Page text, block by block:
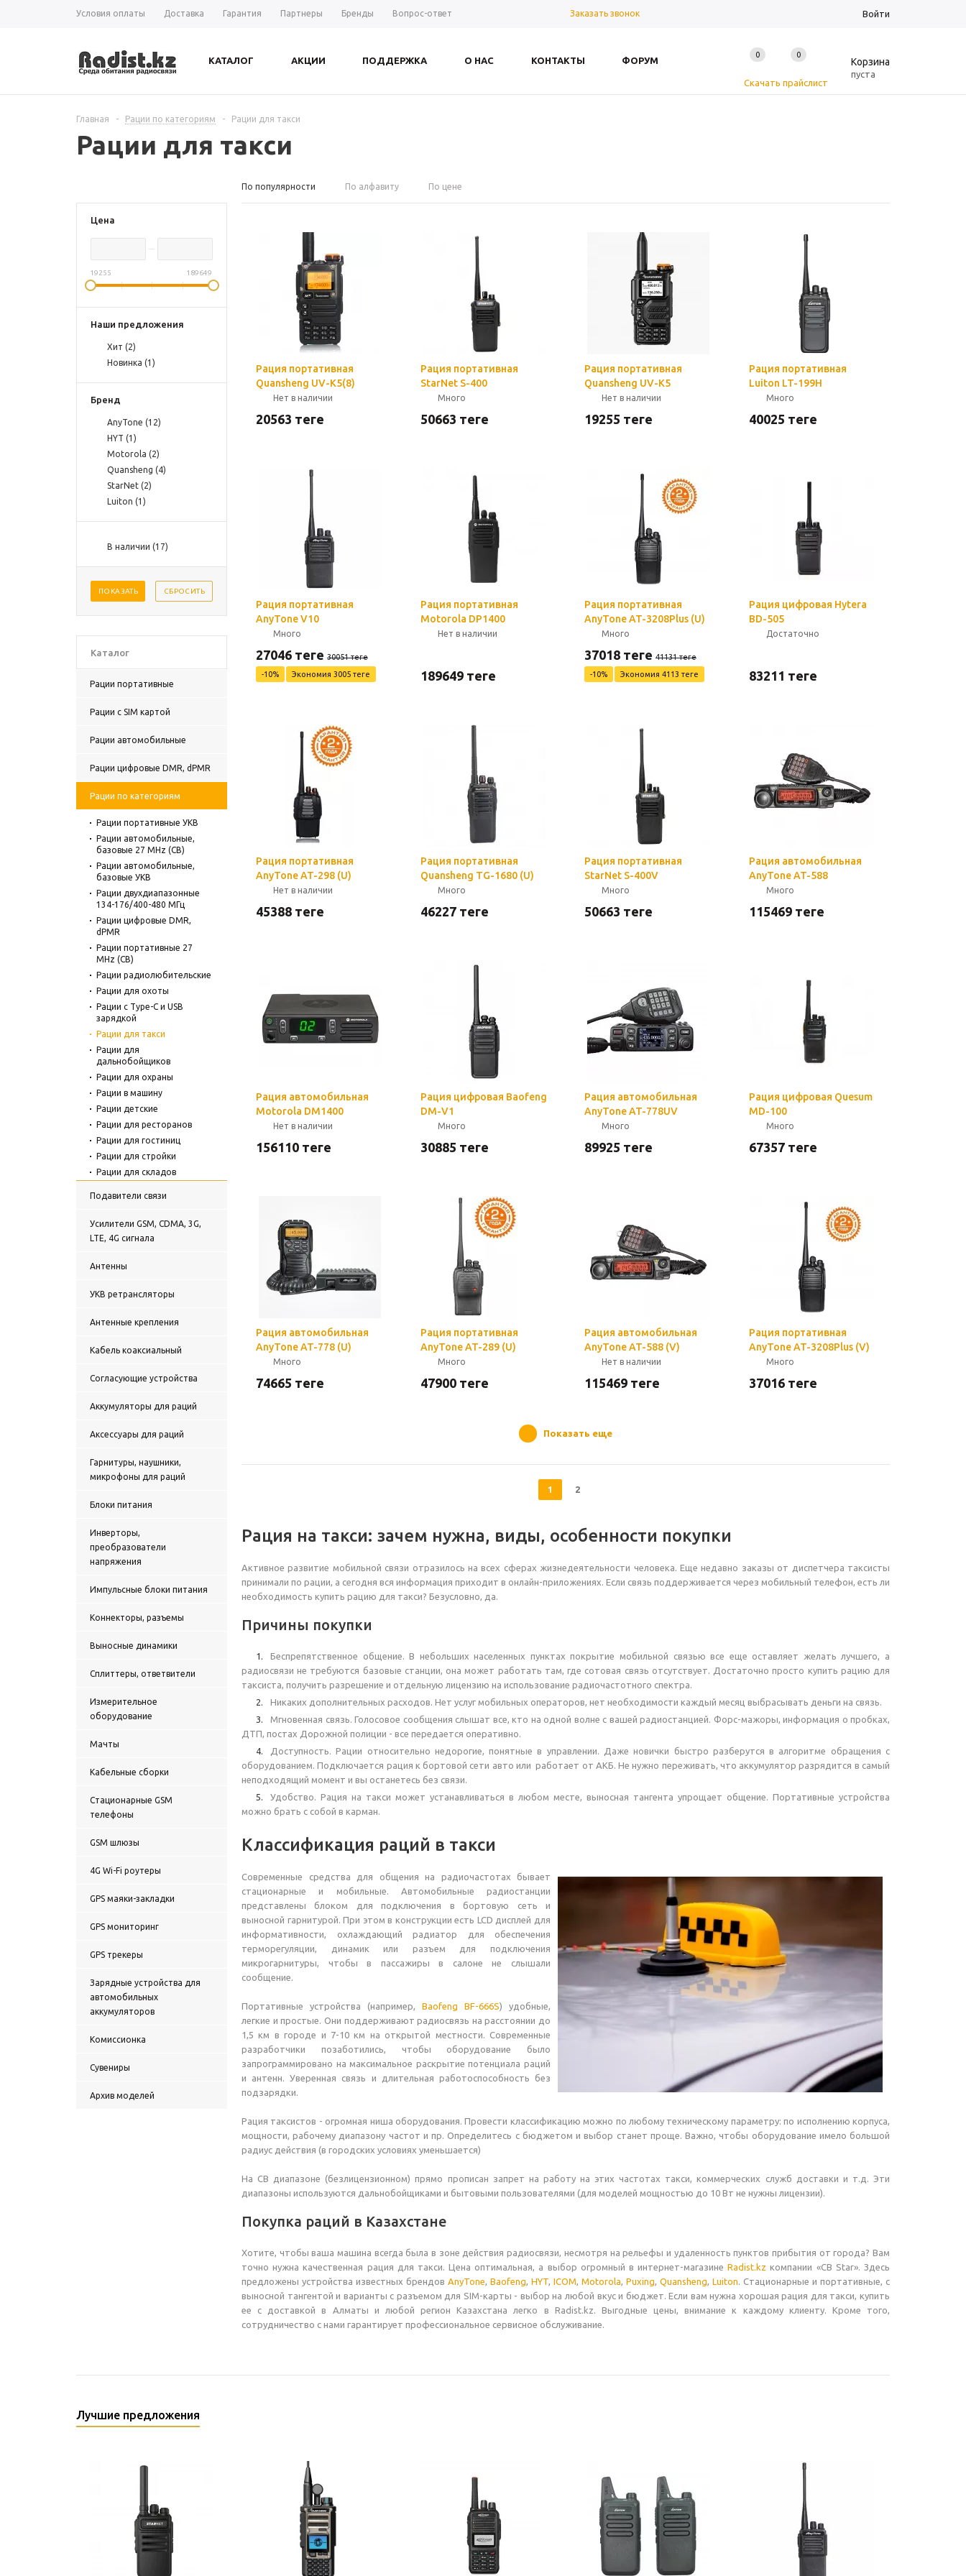
Условия оплаты Доставка Гарантия Партнеры Бренды Вопрос-ответ Заказать звонок Войти
КАТАЛОГ АКЦИИ ПОДДЕРЖКА О НАС КОНТАКТЫ ФОРУМ
Скачать прайслист
0 0
Корзина
пуста
Главная - Рации по категориям - Рации для такси
Рации для такси
Цена
19255 189649
Наши предложения
Хит (2)
Новинка (1 )
Бренд
AnyTone (12)
HYT (1 )
Motorola (2)
Quansheng (4)
StarNet (2)
Luiton (1 )
В наличии (17)
ПОКАЗАТЬ СБРОСИТЬ
Каталог
Рации портативные
Рации с SIM картой
Рации автомобильные
Рации цифровые DMR, dPMR
Рации по категориям
Рации портативные УКВ
Рации автомобильные,
базовые 27 MHz (CB)
Рации автомобильные,
базовые УКВ
Рации двухдиапазонные
134-176/400-480 МГц
Рации цифровые DMR,
dPMR
Рации портативные 27
MHz (CB)
Рации радиолюбительские
Рации для охоты
Рации с Type-C и USB
зарядкой
Рации для такси
Рации для
дальнобойщиков
Рации для охраны
Рации в машину
Рации детские
Рации для ресторанов
Рации для гостиниц
Рации для стройки
Рации для складов
Рации Icom
Рации Kenwood
Рации Motorola
Рации HYTERA
Подавители связи
Усилители GSM, CDMA, 3G,
LTE, 4G сигнала
Антенны
УКВ ретрансляторы
Антенные крепления
Кабель коаксиальный
Согласующие устройства
Аккумуляторы для раций
Аксессуары для раций
Гарнитуры, наушники,
микрофоны для раций
Блоки питания
Инверторы,
преобразователи
напряжения
Импульсные блоки питания
Коннекторы, разъемы
Выносные динамики
Сплиттеры, ответвители
Измерительное
оборудование
Мачты
Кабельные сборки
Стационарные GSM
телефоны
GSM шлюзы
4G Wi-Fi роутеры
GPS маяки-закладки
GPS мониторинг
GPS трекеры
Зарядные устройства для
автомобильных
аккумуляторов
Комиссионка
Сувениры
Архив моделей
По популярности По алфавиту По цене
Рация портативная
Quansheng UV-K5(8)
Нет в наличии
20563 теңге
Рация портативная
StarNet S-400
Много
50663 теңге
Рация портативная
Quansheng UV-K5
Нет в наличии
19255 теңге
Рация портативная
Luiton LT-199H
Много
40025 теңге
Рация портативная
AnyTone V10
Много
27046 теңге 30051теңге
-10% Экономия 3005 теңге
Рация портативная
Motorola DP1400
Нет в наличии
189649теңге
Рация портативная
AnyTone AT-3208Plus (U)
Много
37018 теңге 41131теңге
-10% Экономия 4113 теңге
Рация цифровая Hytera
BD-505
Достаточно
83211 теңге
Рация портативная
AnyTone AT-298 (U)
Нет в наличии
45388 теңге
Рация портативная
Quansheng TG-1680 (U)
Много
46227теңге
Рация портативная
StarNet S-400V
Много
50663 теңге
Рация автомобильная
AnyTone AT-588
Много
115469теңге
Рация автомобильная
Motorola DM1400
Нет в наличии
156110 теңге
Рация цифровая Baofeng
DM-V1
Много
30885 теңге
Рация автомобильная
AnyTone AT-778UV
Много
89925 теңге
Рация цифровая Quesum
MD-100
Много
67357теңге
Рация автомобильная
AnyTone AT-778 (U)
Много
74665 теңге
Рация портативная
AnyTone AT-289 (U)
Много
47900теңге
Рация автомобильная
AnyTone AT-588 (V)
Нет в наличии
115469 теңге
Рация портативная
AnyTone AT-3208Plus (V)
Много
37016теңге
Показать еще
1 2
Рация на такси: зачем нужна, виды, особенности покупки
Активное развитие мобильной связи отразилось на всех сферах жизнедеятельности человека. Еще недавно заказы от диспетчера таксисты
принимали по рации, а сегодня вся информация приходит в онлайн-приложениях. Если связь поддерживается через мобильный телефон, есть ли
необходимость купить рацию для такси? Безусловно, да.
Причины покупки
Беспрепятственное общение. В небольших населенных пунктах покрытие мобильной связью все еще оставляет желать лучшего, а
радиосвязи не требуются базовые станции, она может работать там, где сотовая связь отсутствует. Достаточно просто купить рацию для
таксиста, получить разрешение и отдельную лицензию на использование радиочастотного спектра.
Никаких дополнительных расходов. Нет услуг мобильных операторов, нет необходимости каждый месяц выбрасывать деньги на связь.
Мгновенная связь. Голосовое сообщения слышат все, кто на одной волне с вашей радиостанцией. Форс-мажоры, информация о пробках,
ДТП, постах Дорожной полиции - все передается оперативно.
Доступность. Рации относительно недорогие, понятные в управлении. Даже новички быстро разберутся в алгоритме обращения с
оборудованием. Подключается рация к бортовой сети авто или работает от АКБ. Не нужно переживать, что аккумулятор разрядится в самый
неподходящий момент и вы останетесь без связи.
Удобство. Рация на такси может устанавливаться в любом месте, выносная тангента упрощает общение. Портативные устройства
можно брать с собой в карман.
Классификация раций в такси
Современные средства для общения на радиочастотах бывает
стационарные и мобильные. Автомобильные радиостанции
представлены блоком для подключения в бортовую сеть и
выносной гарнитурой. При этом в конструкции есть LCD дисплей для
информативности, охлаждающий радиатор для обеспечения
терморегуляции, динамик или разъем для подключения
микрогарнитуры, чтобы в пассажиры в салоне не слышали
сообщение.
Портативные устройства (например, Baofeng BF-666S) удобные,
легкие и простые. Они поддерживают радиосвязь на расстоянии до
1,5 км в городе и 7-10 км на открытой местности. Современные
разработчики позаботились, чтобы оборудование было
запрограммировано на максимальное раскрытие потенциала раций
и антенн. Уверенная связь и длительная работоспособность без
подзарядки.
Рация таксистов - огромная ниша оборудования. Провести классификацию можно по любому техническому параметру: по исполнению корпуса,
мощности, рабочему диапазону частот и пр. Определитесь с бюджетом и выбор станет проще. Важно, чтобы оборудование имело большой
радиус действия (в городских условиях уменьшается)
На СВ диапазоне (безлицензионном) прямо прописан запрет на работу на этих частотах такси, коммерческих служб доставки и т.д. Эти
диапазоны используются дальнобойщиками и бытовыми пользователями (для моделей мощностью до 10 Вт не нужны лицензии).
Покупка раций в Казахстане
Хотите, чтобы ваша машина всегда была в зоне действия радиосвязи, несмотря на рельефы и удаленность пунктов прибытия от города? Вам
точно нужна качественная рация для такси. Цена оптимальная, а выбор огромный в интернет-магазинеRadist.kz компании «CB Star». Здесь
предложены устройства известных брендов AnyTone, Baofeng, HYT, ICOM, Motorola, Puxing, Quansheng, Luiton. Стационарные и портативные, с
выносной тангентой и варианты с разъемом для SIM-карты - выбор на любой вкус и бюджет. Если вам нужна хорошая рация для такси, купить
ее с доставкой в Алматы и любой регион Казахстана легко в Radist.kz. Выгодные цены, внимание к каждому клиенту. Кроме того,
сотрудничество с нами гарантирует профессиональное сервисное обслуживание.
Лучшие предложения